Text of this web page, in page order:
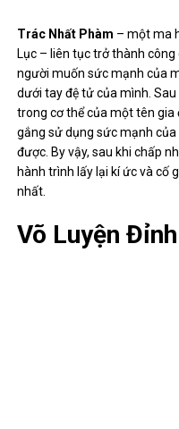
Trác Nhất Phàm – một ma
Lục – liên tục trở thành
người muốn sức mạnh của
dưới tay đệ tử của mình.
trong cơ thể của một tên
gắng sử dụng sức mạnh
được. By vậy, sau khi chấp
hành trình lấy lại kí ức và cố
nhất.
Võ Luyện